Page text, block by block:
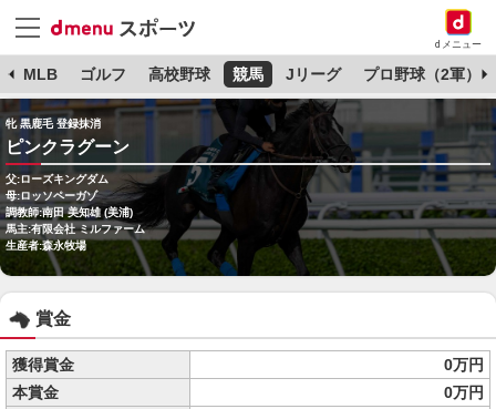
dメニュー
MLB ゴルフ 高校野球 競馬 Jリーグ プロ野球（2軍）
牝 黒鹿毛 登録抹消
ピンクラグーン
父:ローズキングダム
母:ロッソペーガゾ
調教師:南田 美知雄 (美浦)
馬主:有限会社 ミルファーム
生産者:森永牧場
賞金
獲得賞金
0万円
本賞金
0万円